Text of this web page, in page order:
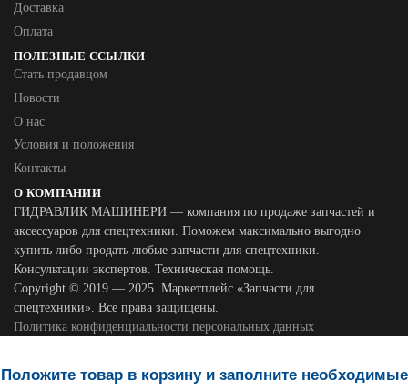
Доставка
Оплата
ПОЛЕЗНЫЕ ССЫЛКИ
Стать продавцом
Новости
О нас
Условия и положения
Контакты
О КОМПАНИИ
ГИДРАВЛИК МАШИНЕРИ — компания по продаже запчастей и
аксессуаров для спецтехники. Поможем максимально выгодно
купить либо продать любые запчасти для спецтехники.
Консультации экспертов. Техническая помощь.
Copyright © 2019 — 2025. Маркетплейс «Запчасти для
спецтехники». Все права защищены.
Политика конфиденциальности персональных данных
Положите товар в корзину и заполните необходимые